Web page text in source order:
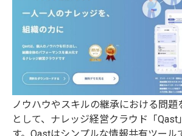
ノウハウやスキルの継承における問題
として、ナレッジ経営クラウド「Qast